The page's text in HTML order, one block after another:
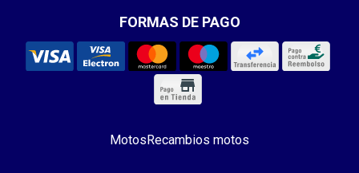
FORMAS DE PAGO
MotosRecambios motos